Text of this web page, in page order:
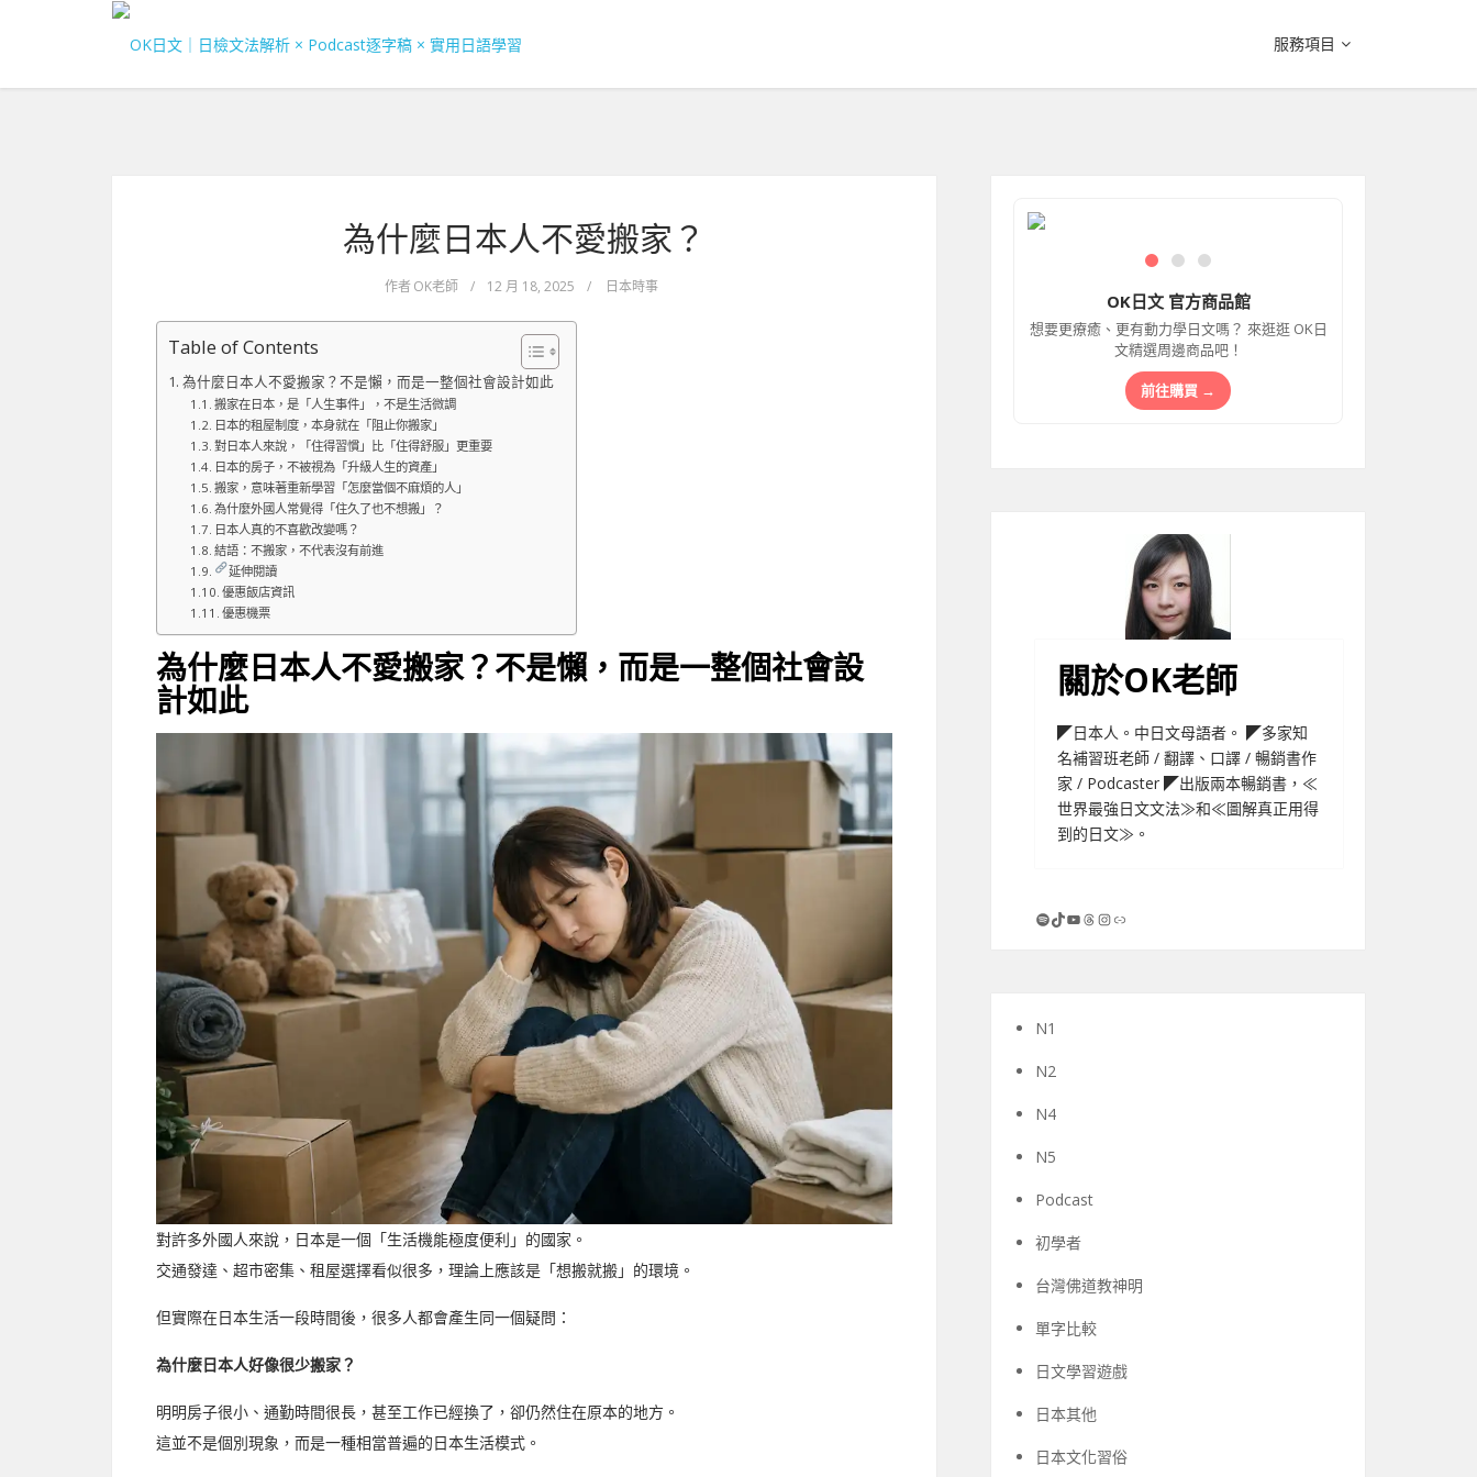
服務項目
為什麼日本人不愛搬家？
作者OK老師 / 12 月 18, 2025 / 日本時事
Table of Contents
為什麼日本人不愛搬家？不是懶，而是一整個社會設計如此
搬家在日本，是「人生事件」，不是生活微調
日本的租屋制度，本身就在「阻止你搬家」
對日本人來說，「住得習慣」比「住得舒服」更重要
日本的房子，不被視為「升級人生的資產」
搬家，意味著重新學習「怎麼當個不麻煩的人」
為什麼外國人常覺得「住久了也不想搬」？
日本人真的不喜歡改變嗎？
結語：不搬家，不代表沒有前進
延伸閱讀
優惠飯店資訊
優惠機票
為什麼日本人不愛搬家？不是懶，而是一整個社會設
計如此
對許多外國人來說，日本是一個「生活機能極度便利」的國家。
交通發達、超市密集、租屋選擇看似很多，理論上應該是「想搬就搬」的環境。
但實際在日本生活一段時間後，很多人都會產生同一個疑問：
為什麼日本人好像很少搬家？
明明房子很小、通勤時間很長，甚至工作已經換了，卻仍然住在原本的地方。
這並不是個別現象，而是一種相當普遍的日本生活模式。
OK日文 官方商品館
想要更療癒、更有動力學日文嗎？ 來逛逛 OK日
文精選周邊商品吧！
前往購買 →
關於OK老師
◤日本人。中日文母語者。 ◤多家知
名補習班老師 / 翻譯、口譯 / 暢銷書作
家 / Podcaster ◤出版兩本暢銷書，≪
世界最強日文文法≫和≪圖解真正用得
到的日文≫。
Spotify
TikTok
YouTube
Threads
Instagram
連結
N1
N2
N4
N5
Podcast
初學者
台灣佛道教神明
單字比較
日文學習遊戲
日本其他
日本文化習俗